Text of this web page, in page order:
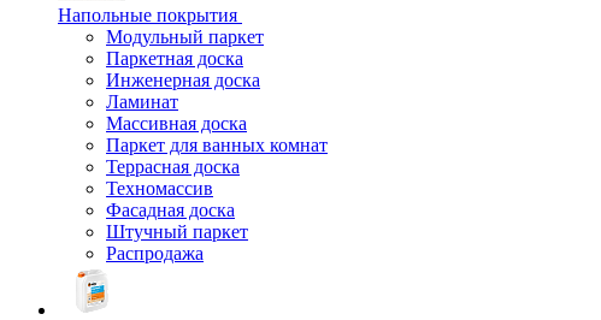
Напольные покрытия
Модульный паркет
Паркетная доска
Инженерная доска
Ламинат
Массивная доска
Паркет для ванных комнат
Террасная доска
Техномассив
Фасадная доска
Штучный паркет
Распродажа